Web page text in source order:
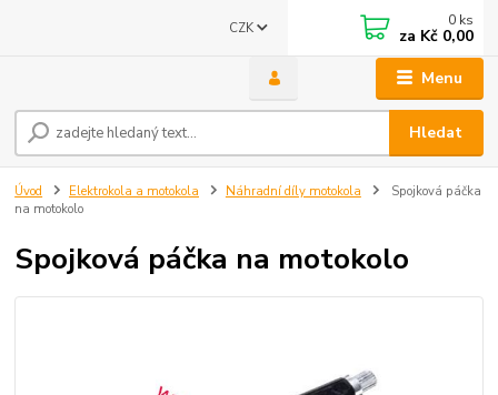
Menu
CZK
Hledat
0 ks
za Kč 0,00
Úvod Elektrokola a motokola Náhradní díly motokola
Spojková páčka
na motokolo
Spojková páčka na motokolo